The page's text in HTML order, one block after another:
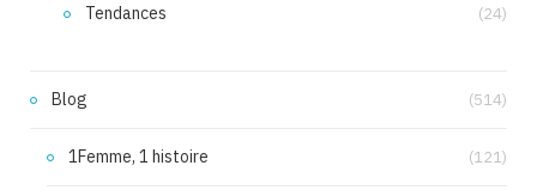
Tendances (24)
Blog (514)
1Femme, 1 histoire (121)